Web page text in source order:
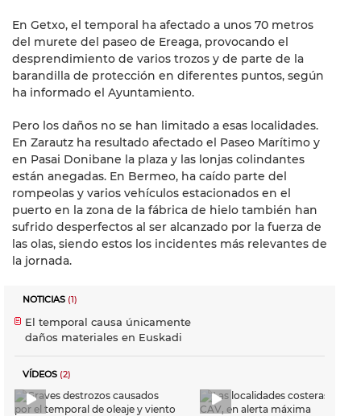
En Getxo, el temporal ha afectado a unos 70 metros
del murete del paseo de Ereaga, provocando el
desprendimiento de varios trozos y de parte de la
barandilla de protección en diferentes puntos, según
ha informado el Ayuntamiento.
Pero los daños no se han limitado a esas localidades.
En Zarautz ha resultado afectado el Paseo Marítimo y
en Pasai Donibane la plaza y las lonjas colindantes
están anegadas. En Bermeo, ha caído parte del
rompeolas y varios vehículos estacionados en el
puerto en la zona de la fábrica de hielo también han
sufrido desperfectos al ser alcanzado por la fuerza de
las olas, siendo estos los incidentes más relevantes de
la jornada.
NOTICIAS (1)
El temporal causa únicamente
daños materiales en Euskadi
VÍDEOS (2)